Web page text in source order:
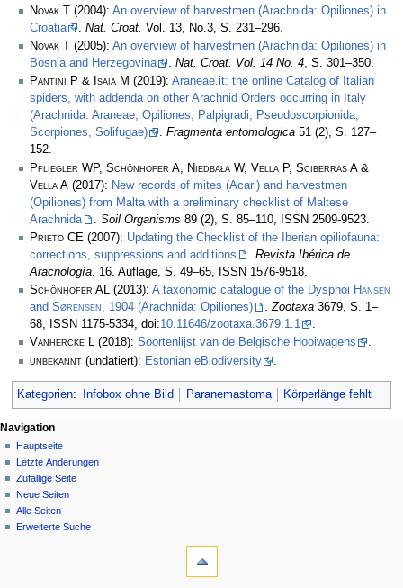
Novak T (2004): An overview of harvestmen (Arachnida: Opiliones) in
Croatia
. Nat. Croat. Vol. 13, No.3, S. 231–296.
Novak T
(2005): An overview of harvestmen (Arachnida: Opiliones) in
Bosnia and Herzegovina
. Nat. Croat. Vol. 14 No. 4, S. 301–350.
Pantini P & Isaia M (2019): Araneae.it: the online Catalog of Italian
spiders, with addenda on other Arachnid Orders occurring in Italy
(Arachnida: Araneae, Opiliones, Palpigradi, Pseudoscorpionida,
Scorpiones, Solifugae)
. Fragmenta entomologica 51 (2), S. 127–
152.
Pfliegler WP, Schönhofer A, Niedbała W, Vella P, Sciberras A &
Vella A (2017): New records of mites (Acari) and harvestmen
(Opiliones) from Malta with a preliminary checklist of Maltese
Arachnida
Soil Organisms 89 (2), S. 85–110, ISSN 2509-9523.
Prieto CE (2007): Updating the Checklist of the Iberian opiliofauna:
corrections, suppressions and additions
. Revista Ibérica de
Aracnología. 16. Auflage, S. 49–65, ISSN 1576-9518.
Schönhofer AL (2013): A taxonomic catalogue of the Dyspnoi Hansen
and Sørensen, 1904 (Arachnida: Opiliones) .Zootaxa 3679, S. 1–
68, ISSN 1175-5334, doi:10.11646/zootaxa.3679.1.1
.
Vanhercke L (2018): Soortenlijst van de Belgische Hooiwagens
.
unbekannt (undatiert): Estonian eBiodiversity
Kategorien: Infobox ohne Bild Paranemastoma Körperlänge fehlt
Navigation
Hauptseite
Letzte Änderungen
Zufällige Seite
Neue Seiten
Alle Seiten
Erweiterte Suche